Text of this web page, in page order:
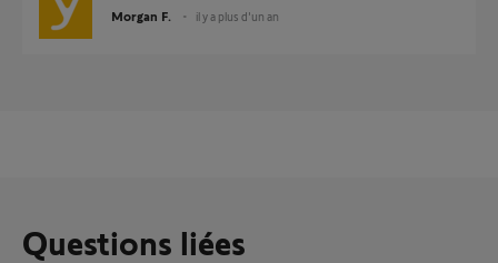
Morgan F. il y a plus d'un an
Questions liées